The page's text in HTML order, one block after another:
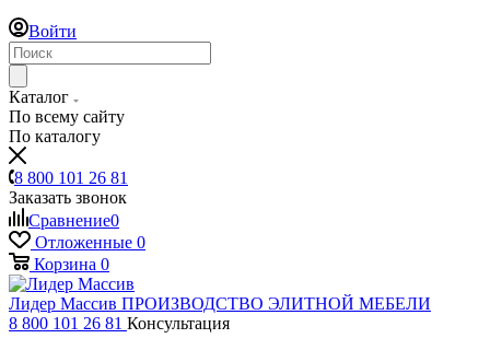
Войти
Каталог
По всему сайту
По каталогу
8 800 101 26 81
Заказать звонок
Сравнение0
Отложенные 0
Корзина 0
Лидер Массив ПРОИЗВОДСТВО ЭЛИТНОЙ МЕБЕЛИ
8 800 101 26 81 Консультация